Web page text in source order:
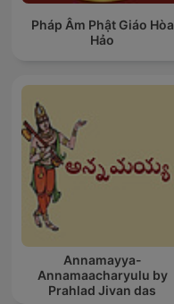
Pháp Âm Phật Giáo Hòa
Hảo
Annamayya-
Annamaacharyulu by
Prahlad Jivan das